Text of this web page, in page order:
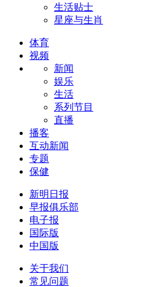
生活贴士
星座与生肖
体育
视频
新闻
娱乐
生活
系列节目
直播
播客
互动新闻
专题
保健
新明日报
早报俱乐部
电子报
国际版
中国版
关于我们
常见问题